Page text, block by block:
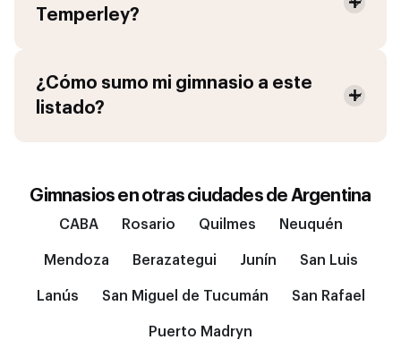
Temperley?
¿Cómo sumo mi gimnasio a este
listado?
Gimnasios en otras ciudades de Argentina
CABA Rosario Quilmes Neuquén
Mendoza Berazategui Junín San Luis
Lanús San Miguel de Tucumán San Rafael
Puerto Madryn